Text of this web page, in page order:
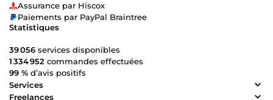
Assurance par Hiscox
Paiements par PayPal Braintree
Statistiques
39 056 services disponibles
1 334 952 commandes effectuées
99 % d’avis positifs
Services
Freelances